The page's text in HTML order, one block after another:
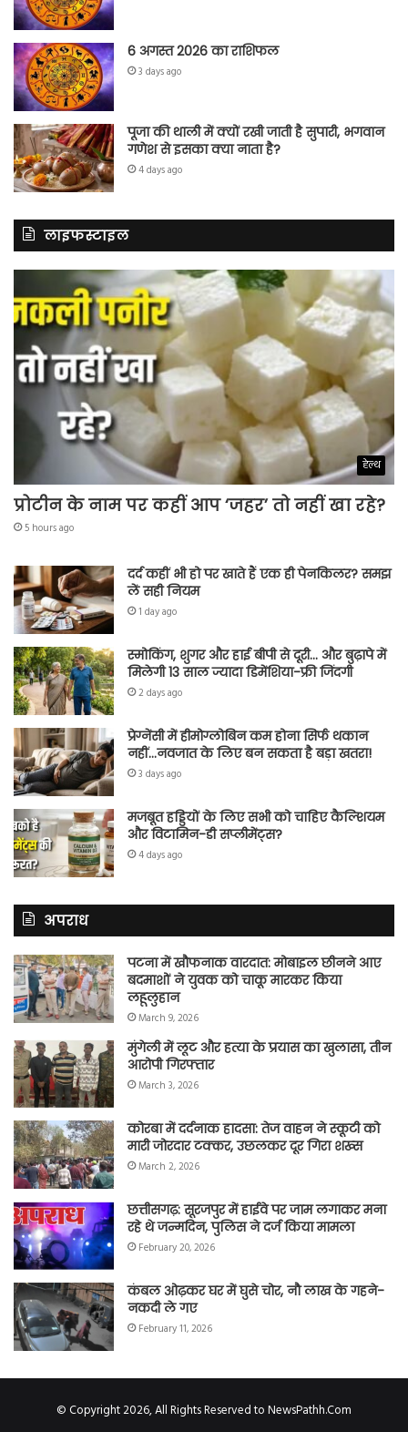
6 अगस्त 2026 का राशिफल
3 days ago
पूजा की थाली में क्यों रखी जाती है सुपारी, भगवान
गणेश से इसका क्या नाता है?
4 days ago
लाइफस्टाइल
हेल्थ
प्रोटीन के नाम पर कहीं आप ‘जहर’ तो नहीं खा रहे?
5 hours ago
दर्द कहीं भी हो पर खाते हैं एक ही पेनकिलर? समझ
लें सही नियम
1 day ago
स्मोकिंग, शुगर और हाई बीपी से दूरी… और बुढ़ापे में
मिलेगी 13 साल ज्यादा डिमेंशिया-फ्री जिंदगी
2 days ago
प्रेग्नेंसी में हीमोग्लोबिन कम होना सिर्फ थकान
नहीं…नवजात के लिए बन सकता है बड़ा खतरा!
3 days ago
मजबूत हड्डियों के लिए सभी को चाहिए कैल्शियम
और विटामिन-डी सप्लीमेंट्स?
4 days ago
अपराध
पटना में खौफनाक वारदात: मोबाइल छीनने आए
बदमाशों ने युवक को चाकू मारकर किया
लहूलुहान
March 9, 2026
मुंगेली में लूट और हत्या के प्रयास का खुलासा, तीन
आरोपी गिरफ्तार
March 3, 2026
कोरबा में दर्दनाक हादसा: तेज वाहन ने स्कूटी को
मारी जोरदार टक्कर, उछलकर दूर गिरा शख्स
March 2, 2026
छत्तीसगढ़: सूरजपुर में हाईवे पर जाम लगाकर मना
रहे थे जन्मदिन, पुलिस ने दर्ज किया मामला
February 20, 2026
कंबल ओढ़कर घर में घुसे चोर, नौ लाख के गहने-
नकदी ले गए
February 11, 2026
© Copyright 2026, All Rights Reserved to NewsPathh.Com